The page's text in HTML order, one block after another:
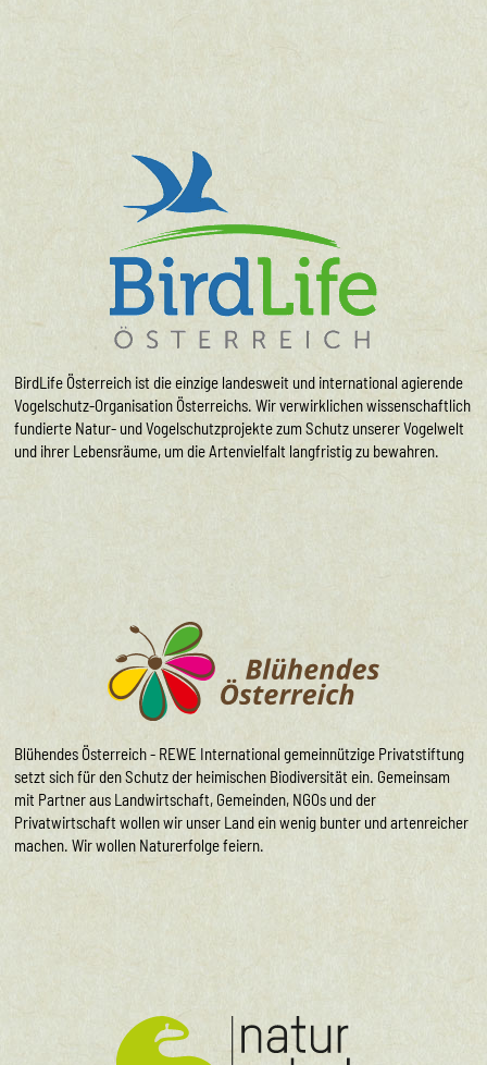
BirdLife Österreich ist die einzige landesweit und international agierende
Vogelschutz-Organisation Österreichs. Wir verwirklichen wissenschaftlich
fundierte Natur- und Vogelschutzprojekte zum Schutz unserer Vogelwelt
und ihrer Lebensräume, um die Artenvielfalt langfristig zu bewahren.
Blühendes Österreich - REWE International gemeinnützige Privatstiftung
setzt sich für den Schutz der heimischen Biodiversität ein. Gemeinsam
mit Partner aus Landwirtschaft, Gemeinden, NGOs und der
Privatwirtschaft wollen wir unser Land ein wenig bunter und artenreicher
machen. Wir wollen Naturerfolge feiern.